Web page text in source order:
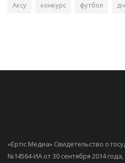
Аксу конкурс футбол
«Ертiс Медиа» Свидетельство о
№14564-ИА от 30 сентября 2014